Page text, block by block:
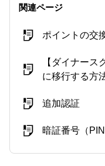
関連ページ
ポイントの交
【ダイナース
に移行する方
追加認証
暗証番号（